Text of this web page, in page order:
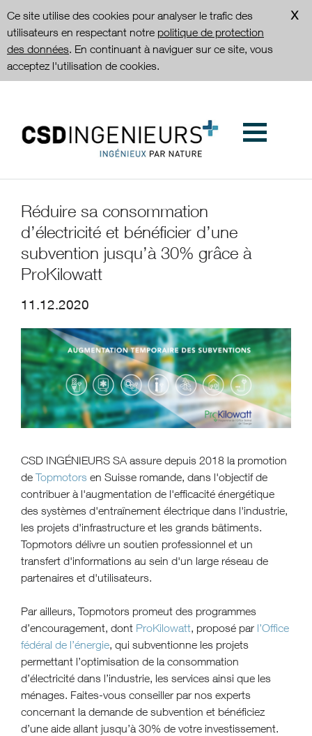
Ce site utilise des cookies pour analyser le trafic des
utilisateurs en respectant notre politique de protection
des données. En continuant à naviguer sur ce site, vous
acceptez l'utilisation de cookies.
Réduire sa consommation
d’électricité et bénéficier d’une
subvention jusqu’à 30% grâce à
ProKilowatt
11.12.2020
CSD INGÉNIEURS SA assure depuis 2018 la promotion
de Topmotors en Suisse romande, dans l'objectif de
contribuer à l'augmentation de l'efficacité énergétique
des systèmes d'entraînement électrique dans l'industrie,
les projets d'infrastructure et les grands bâtiments.
Topmotors délivre un soutien professionnel et un
transfert d'informations au sein d'un large réseau de
partenaires et d'utilisateurs.
Par ailleurs, Topmotors promeut des programmes
d’encouragement, dont ProKilowatt, proposé par l’Office
fédéral de l’énergie, qui subventionne les projets
permettant l’optimisation de la consommation
d’électricité dans l’industrie, les services ainsi que les
ménages. Faites-vous conseiller par nos experts
concernant la demande de subvention et bénéficiez
d’une aide allant jusqu’à 30% de votre investissement.